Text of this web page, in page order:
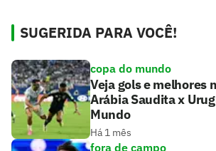
SUGERIDA PARA VOCÊ!
copa do mundo
Veja gols e melhores
Arábia Saudita x
Mundo
Há 1 mês
fora de campo